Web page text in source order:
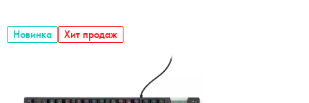
Новинка Хит продаж